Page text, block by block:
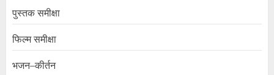
पुस्तक समीक्षा
फिल्म समीक्षा
भजन–कीर्तन